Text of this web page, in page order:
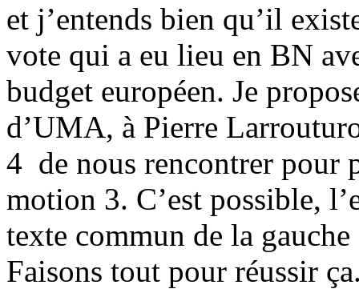
et j’entends bien qu’il
vote qui a eu lieu en BN
budget européen. Je
d’UMA, à Pierre
4 de nous rencontrer pour
motion 3. C’est possible,
texte commun de la
Faisons tout pour réussir